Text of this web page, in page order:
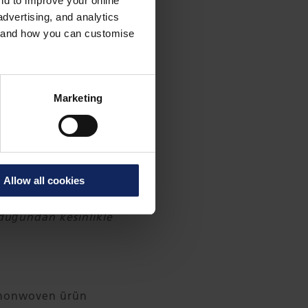
and analytics
how you can customise
Marketing
Allow all cookies
yuvalarında, motor
30m2 özel amaçlı
ve yeni otomotiv
Co.'da, 2017 yılında
DKK'nin biraz
ve 2020'de 1,9
bir rol
teknik bilgi ve
kesinlikle
ürün